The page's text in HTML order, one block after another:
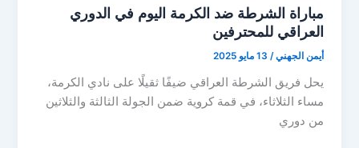
مباراة الشرطة ضد الكرمة اليوم في الدوري
العراقي للمحترفين
أيمن الجهني/ 13 مايو 2025
يحل فريق الشرطة العراقي ضيفًا ثقيلًا على نادي الكرمة،
مساء الثلاثاء، في قمة كروية ضمن الجولة الثالثة والثلاثين
من دوري